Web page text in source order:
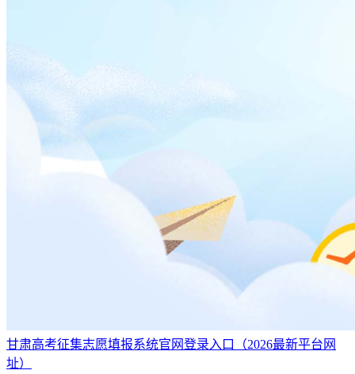
甘肃高考征集志愿填报系统官网登录入口（2026最新平台网
址）